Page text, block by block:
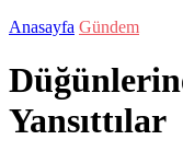
Anasayfa Gündem
Yansıttılar